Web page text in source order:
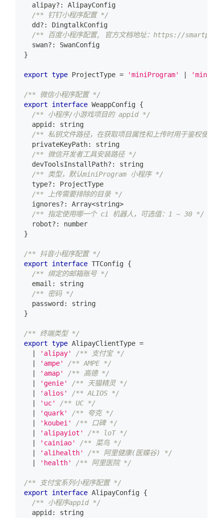
  alipay
? :
AlipayConfig
/** 钉钉小程序配置 */
  dd
? :
DingtalkConfig
/** 百度小程序配置, 官方文档地址：https://
  swan
? :
SwanConfig
}
export type ProjectType = 'miniProgram'
/** 微信小程序配置 */
export
interface WeappConfig {
/** 小程序/小游戏项目的 appid */
  appid
:
string
/** 私钥文件路径，在获取项目属性和上传时用于鉴权使用
  privateKeyPath
:
string
/** 微信开发者工具安装路径 */
  devToolsInstallPath
? :
string
/** 类型，默认miniProgram 小程序 */
  type
? :
ProjectType
/** 上传需要排除的目录 */
  ignores
? : Array<string>
/** 指定使用哪一个 ci 机器人，可选值：1 ~ 30 */
  robot
? :
number
}
/** 抖音小程序配置 */
export
interface TTConfig {
/** 绑定的邮箱账号 */
  email
:
string
/** 密码 */
  password
:
string
}
/** 终端类型 */
export type AlipayClientType =
'alipay'
/** 支付宝 */
'ampe'
/** AMPE */
'amap'
/** 高德 */
'genie'
/** 天猫精灵 */
'alios'
/** ALIOS */
'uc'
/** UC */
'quark'
/** 夸克 */
'koubei'
/** 口碑 */
'alipayiot'
/** loT */
'cainiao'
/** 菜鸟 */
'alihealth'
/** 阿里健康(医蝶谷) */
'health' /** 阿里医院 */
/** 支付宝系列小程序配置 */
export
interface AlipayConfig {
/** 小程序appid */
  appid
:
string